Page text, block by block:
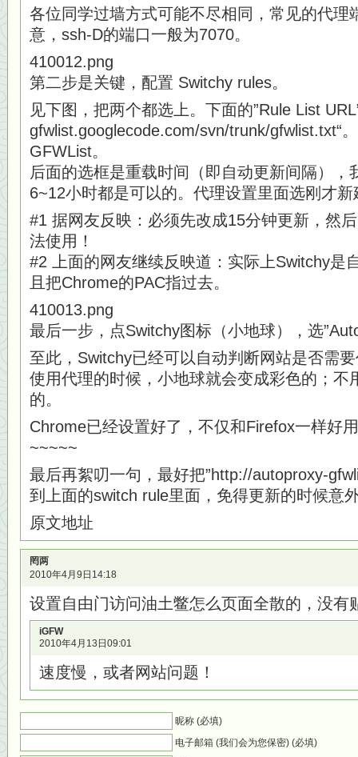
各位同学过墙方式可能不尽相同，常见的代理
意，ssh-D的端口一般为7070。
410012.png
第二步是关键，配置 Switchy rules。
见下图，把两个都选上。下面的”Rule List
gfwlist.googlecode.com/svn/trunk/gfwlist.txt“
GFWList。
后面的选框是重载时间（即自动更新间隔），
6~12小时都是可以的。代理设置里面选刚才新
#1 据网友反映：必须先改成15分钟更新，然
法使用！
#2 上面的网友继续反映道：实际上Switchy是
且把Chrome的PAC指过去。
410013.png
最后一步，点Switchy图标（小地球），选
至此，Switchy已经可以自动判断网站是否需
使用代理的时候，小地球就会变成彩色的；不
的。
Chrome已经设置好了，不仅和Firefox一样好
~~~~~
最后再絮叨一句，最好把”http://autoproxy-
到上面的switch rule里面，免得更新的时候意
原文地址
罔两
2010年4月9日14:18
设置自由门访问油土鳖怎么页面全散的，没
iGFW
2010年4月13日09:01
速度慢，或者网站问题！
昵称 (必填)
电子邮箱 (我们会为您保密) (必填)